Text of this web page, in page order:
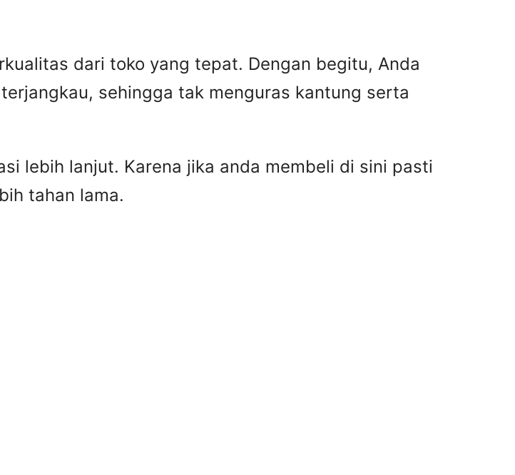
dari toko yang tepat. Dengan begitu, Anda
sehingga tak menguras kantung serta
lebih lanjut. Karena jika anda membeli di sini pasti
tahan lama.